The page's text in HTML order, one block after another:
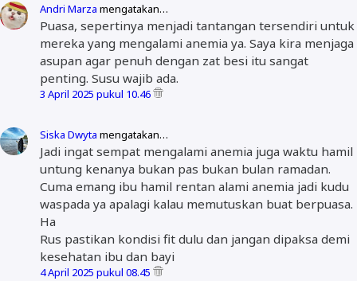
Andri Marza mengatakan…
Puasa, sepertinya menjadi tantangan tersendiri untuk
mereka yang mengalami anemia ya. Saya kira menjaga
asupan agar penuh dengan zat besi itu sangat
penting. Susu wajib ada.
3 April 2025 pukul 10.46
Siska Dwyta mengatakan…
Jadi ingat sempat mengalami anemia juga waktu hamil
untung kenanya bukan pas bukan bulan ramadan.
Cuma emang ibu hamil rentan alami anemia jadi kudu
waspada ya apalagi kalau memutuskan buat berpuasa.
Ha
Rus pastikan kondisi fit dulu dan jangan dipaksa demi
kesehatan ibu dan bayi
4 April 2025 pukul 08.45